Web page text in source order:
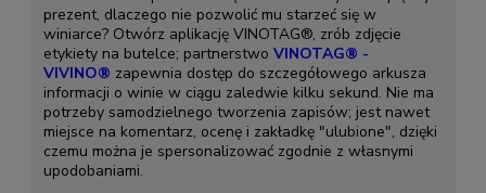
prezent, dlaczego nie pozwolić mu starzeć się w
winiarce? Otwórz aplikację VINOTAG®, zrób zdjęcie
etykiety na butelce; partnerstwo VINOTAG® -
VIVINO® zapewnia dostęp do szczegółowego arkusza
informacji o winie w ciągu zaledwie kilku sekund. Nie ma
potrzeby samodzielnego tworzenia zapisów; jest nawet
miejsce na komentarz, ocenę i zakładkę "ulubione", dzięki
czemu można je spersonalizować zgodnie z własnymi
upodobaniami.